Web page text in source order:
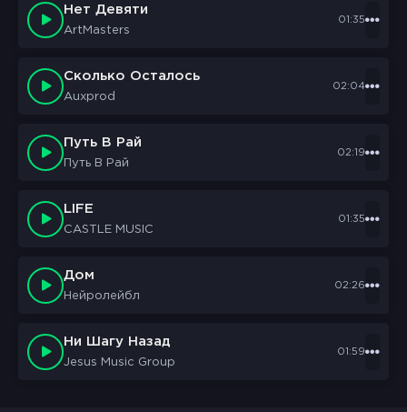
Нет Девяти
ArtMasters
01:35
Сколько Осталось
Auxprod
02:04
Путь В Рай
Путь В Рай
02:19
LIFE
CASTLE MUSIC
01:35
Дом
Нейролейбл
02:26
Ни Шагу Назад
Jesus Music Group
01:59